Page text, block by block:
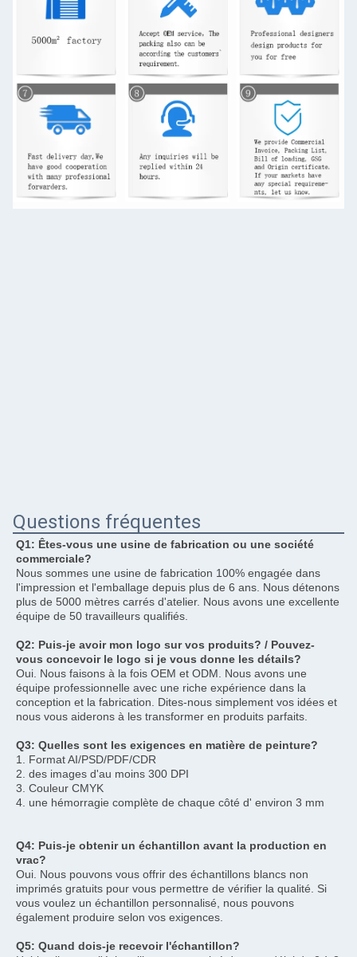
Questions fréquentes
Q1: Êtes-vous une usine de fabrication ou une société
commerciale?
Nous sommes une usine de fabrication 100% engagée dans
l'impression et l'emballage depuis plus de 6 ans. Nous détenons
plus de 5000 mètres carrés d'atelier. Nous avons une excellente
équipe de 50 travailleurs qualifiés.
Q2: Puis-je avoir mon logo sur vos produits? / Pouvez-
vous concevoir le logo si je vous donne les détails?
Oui. Nous faisons à la fois OEM et ODM. Nous avons une
équipe professionnelle avec une riche expérience dans la
conception et la fabrication. Dites-nous simplement vos idées et
nous vous aiderons à les transformer en produits parfaits.
Q3: Quelles sont les exigences en matière de peinture?
1. Format AI/PSD/PDF/CDR
2. des images d'au moins 300 DPI
3. Couleur CMYK
4. une hémorragie complète de chaque côté d' environ 3 mm
Q4: Puis-je obtenir un échantillon avant la production en
vrac?
Oui. Nous pouvons vous offrir des échantillons blancs non
imprimés gratuits pour vous permettre de vérifier la qualité. Si
vous voulez un échantillon personnalisé, nous pouvons
également produire selon vos exigences.
Q5: Quand dois-je recevoir l'échantillon?